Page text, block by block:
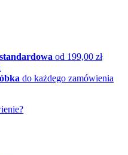
od 199,00 zł
do każdego zamówienia